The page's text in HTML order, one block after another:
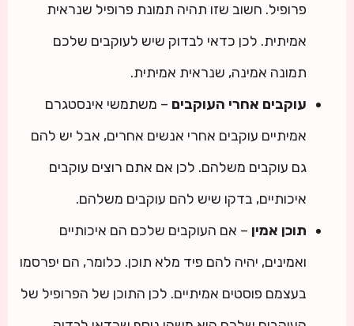
פרופיל. חשוב שזו תהיה תמונת פרופיל שנראית
אמיתית. לכן כדאי לבדוק שיש לעוקבים שלכם
תמונה אמינה, שנראית אמיתית.
עוקבים אחרי העוקבים – משתמשי אינסטגרם
אמיתיים עוקבים אחרי אנשים אחרים, אבל יש להם
גם עוקבים משלהם. לכן אם אתם רוצים עוקבים
איכותיים, בדקו שיש להם עוקבים משלהם.
תוכן אמין – אם העוקבים שלכם הם איכותיים
ואמינים, יהיה להם פיד מלא תוכן. כלומר, הם יפרסמו
בעצמם פוסטים אמיתיים. לכן התוכן של הפרופיל של